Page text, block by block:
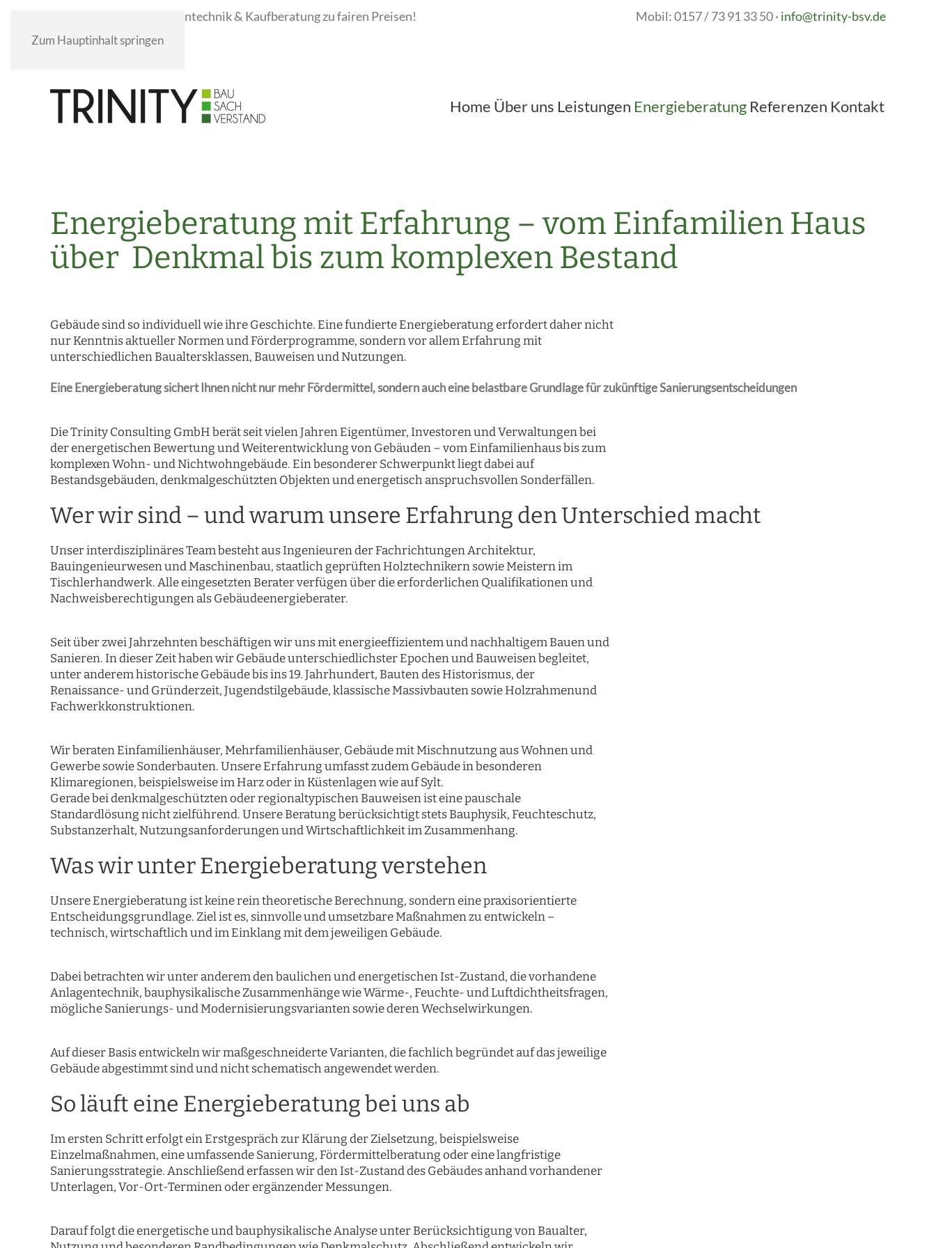
Zum Hauptinhalt springen
Drohnentechnik & Kaufberatung zu fairen Preisen! Mobil: 0157 / 73 91 33 50· info@trinity-bsv.de
Home Über uns Leistungen Energieberatung Referenzen Kontakt
Energieberatung mit Erfahrung – vom Einfamilien Haus
über Denkmal bis zum komplexen Bestand
Gebäude sind so individuell wie ihre Geschichte. Eine fundierte Energieberatung erfordert daher nicht
nur Kenntnis aktueller Normen und Förderprogramme, sondern vor allem Erfahrung mit
unterschiedlichen Baualtersklassen, Bauweisen und Nutzungen.
Eine Energieberatung sichert Ihnen nicht nur mehr Fördermittel, sondern auch eine belastbare Grundlage für zukünftigeSanierungsentscheidungen
Die Trinity Consulting GmbH berät seit vielen Jahren Eigentümer, Investoren und Verwaltungen bei
der energetischen Bewertung und Weiterentwicklung von Gebäuden – vom Einfamilienhaus bis zum
komplexen Wohn- und Nichtwohngebäude. Ein besonderer Schwerpunkt liegt dabei auf
Bestandsgebäuden, denkmalgeschützten Objekten und energetisch anspruchsvollen Sonderfällen.
Wer wir sind – und warum unsere Erfahrung den Unterschied macht
Unser interdisziplinäres Team besteht aus Ingenieuren der Fachrichtungen Architektur,
Bauingenieurwesen und Maschinenbau, staatlich geprüften Holztechnikern sowie Meistern im
Tischlerhandwerk. Alle eingesetzten Berater verfügen über die erforderlichen Qualifikationen und
Nachweisberechtigungen als Gebäudeenergieberater.
Seit über zwei Jahrzehnten beschäftigen wir uns mit energieeffizientem und nachhaltigem Bauen und
Sanieren. In dieser Zeit haben wir Gebäude unterschiedlichster Epochen und Bauweisen begleitet,
unter anderem historische Gebäude bis ins 19. Jahrhundert, Bauten des Historismus, der
Renaissance- und Gründerzeit, Jugendstilgebäude, klassische Massivbauten sowie Holzrahmenund
Fachwerkkonstruktionen.
Wir beraten Einfamilienhäuser, Mehrfamilienhäuser, Gebäude mit Mischnutzung aus Wohnen und
Gewerbe sowie Sonderbauten. Unsere Erfahrung umfasst zudem Gebäude in besonderen
Klimaregionen, beispielsweise im Harz oder in Küstenlagen wie auf Sylt.
Gerade bei denkmalgeschützten oder regionaltypischen Bauweisen ist eine pauschale
Standardlösung nicht zielführend. Unsere Beratung berücksichtigt stets Bauphysik, Feuchteschutz,
Substanzerhalt, Nutzungsanforderungen und Wirtschaftlichkeit im Zusammenhang.
Was wir unter Energieberatung verstehen
Unsere Energieberatung ist keine rein theoretische Berechnung, sondern eine praxisorientierte
Entscheidungsgrundlage. Ziel ist es, sinnvolle und umsetzbare Maßnahmen zu entwickeln –
technisch, wirtschaftlich und im Einklang mit dem jeweiligen Gebäude.
Dabei betrachten wir unter anderem den baulichen und energetischen Ist-Zustand, die vorhandene
Anlagentechnik, bauphysikalische Zusammenhänge wie Wärme-, Feuchte- und Luftdichtheitsfragen,
mögliche Sanierungs- und Modernisierungsvarianten sowie deren Wechselwirkungen.
Auf dieser Basis entwickeln wir maßgeschneiderte Varianten, die fachlich begründet auf das jeweilige
Gebäude abgestimmt sind und nicht schematisch angewendet werden.
So läuft eine Energieberatung bei uns ab
Im ersten Schritt erfolgt ein Erstgespräch zur Klärung der Zielsetzung, beispielsweise
Einzelmaßnahmen, eine umfassende Sanierung, Fördermittelberatung oder eine langfristige
Sanierungsstrategie. Anschließend erfassen wir den Ist-Zustand des Gebäudes anhand vorhandener
Unterlagen, Vor-Ort-Terminen oder ergänzender Messungen.
Darauf folgt die energetische und bauphysikalische Analyse unter Berücksichtigung von Baualter,